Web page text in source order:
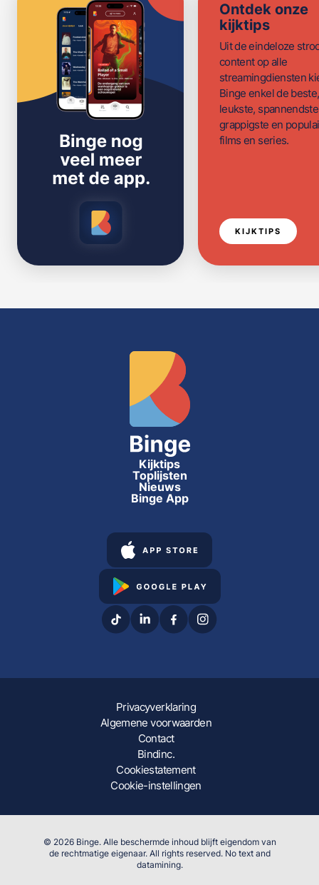
Ontdek onze
kijktips
Uit de eindeloze
content op alle
streamingdiensten
Binge enkel de beste,
leukste,
grappigste en
films en series.
KIJKTIPS
Kijktips
Toplijsten
Nieuws
Binge App
Privacyverklaring
Algemene voorwaarden
Contact
Bindinc.
Cookiestatement
Cookie-instellingen
© 2026 Binge. Alle beschermde inhoud blijft eigendom van
de rechtmatige eigenaar. All rights reserved. No text and
datamining.